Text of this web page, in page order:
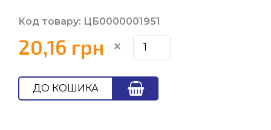
Код товару: ЦБ0000001951
20,16 грн
ДО КОШИКА